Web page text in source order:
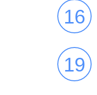
16
19